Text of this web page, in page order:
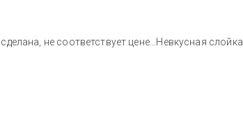
не соответствует цене...Невкусная слойка.